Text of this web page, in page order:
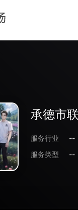
承德市
服务行业
--
服务类型
--